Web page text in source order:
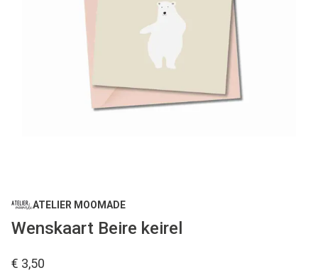
ATELIER MOOMADE
Wenskaart Beire keirel
€ 3,50